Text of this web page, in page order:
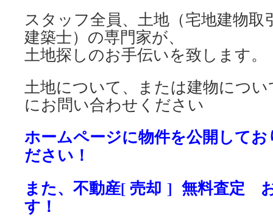
スタッフ全員、土地（宅地建物取
建築士）の専門家が、
土地探しのお手伝いを致します。
土地について、または建物につ
にお問い合わせください
ホームページに物件を公開して
ださい！
また、不動産[ 売却 ] 無料査定
す！